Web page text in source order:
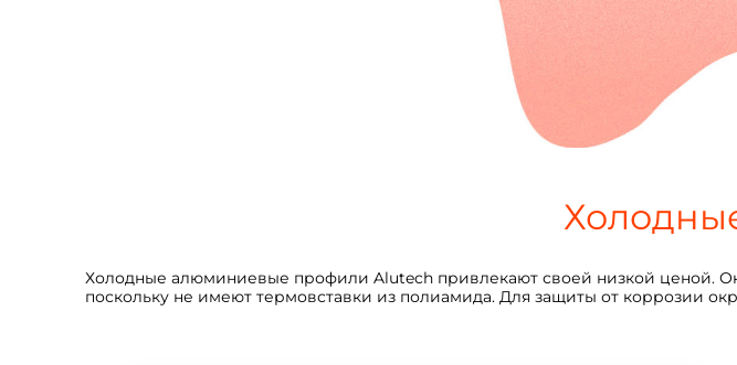
Холодные алюминиевые профили Alutech привлекают своей низкой ценой.
поскольку не имеют термовставки из полиамида. Для защиты от коррозии